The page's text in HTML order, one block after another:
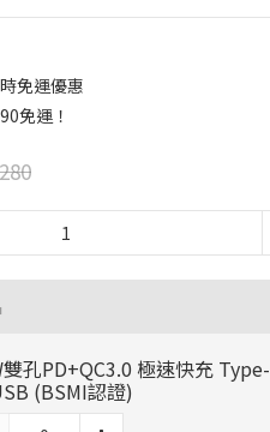
免運優惠
免運！
孔PD+QC3.0 極速快充 Type-
(BSMI認證)